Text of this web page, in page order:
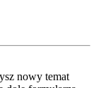
nowy temat